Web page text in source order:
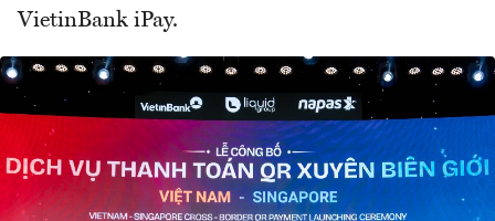
VietinBank iPay.